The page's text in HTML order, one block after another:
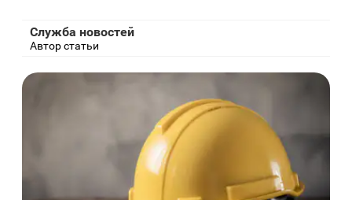
Служба новостей
Автор статьи